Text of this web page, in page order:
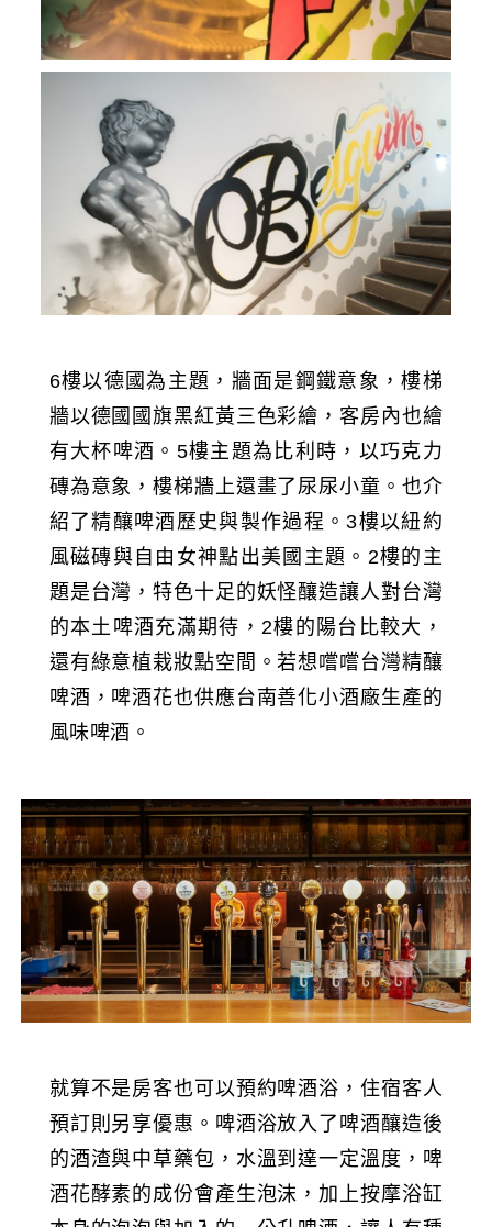
6樓以德國為主題，牆面是鋼鐵意象，樓梯
牆以德國國旗黑紅黃三色彩繪，客房內也繪
有大杯啤酒。5樓主題為比利時，以巧克力
磚為意象，樓梯牆上還畫了尿尿小童。也介
紹了精釀啤酒歷史與製作過程。3樓以紐約
風磁磚與自由女神點出美國主題。2樓的主
題是台灣，特色十足的妖怪釀造讓人對台灣
的本土啤酒充滿期待，2樓的陽台比較大，
還有綠意植栽妝點空間。若想嚐嚐台灣精釀
啤酒，啤酒花也供應台南善化小酒廠生產的
風味啤酒。
就算不是房客也可以預約啤酒浴，住宿客人
預訂則另享優惠。啤酒浴放入了啤酒釀造後
的酒渣與中草藥包，水溫到達一定溫度，啤
酒花酵素的成份會產生泡沫，加上按摩浴缸